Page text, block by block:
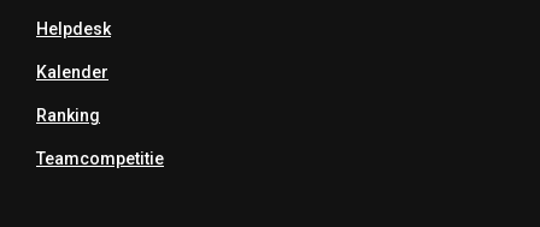
Helpdesk
Kalender
Ranking
Teamcompetitie